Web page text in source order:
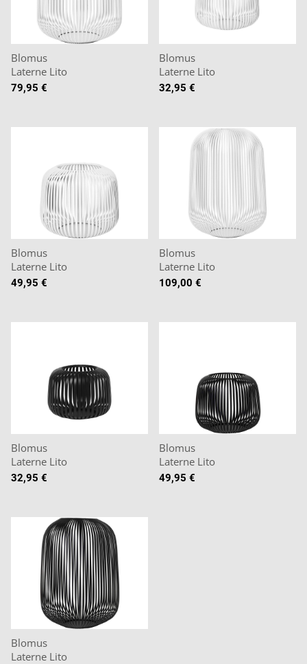
Blomus
Laterne Lito
79,95 €
Blomus
Laterne Lito
32,95 €
Blomus
Laterne Lito
49,95 €
Blomus
Laterne Lito
109,00 €
Blomus
Laterne Lito
32,95 €
Blomus
Laterne Lito
49,95 €
Blomus
Laterne Lito